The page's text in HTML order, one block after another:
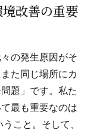
改善の重要
の発生原因がそ
た同じ場所にカ
題」です。私た
最も重要なのは
こと。そして、